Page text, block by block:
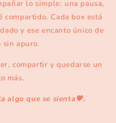
lo simple: una pausa,
compartido. Cada box está
y ese encanto único de
sin apuro.
compartir y quedarse un
más.
algo que se sienta💗.